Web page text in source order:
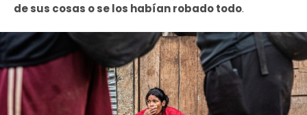
de sus cosas o se los habían robado todo.